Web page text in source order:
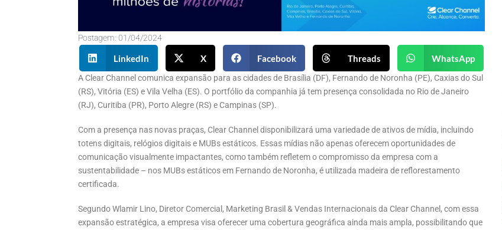
Postagem: 01/04/2024
LinkedIn X Facebook Threads WhatsApp
A Clear Channel comunica expansão para as cidades de Brasília (DF), Fernando de Noronha (PE), Caxias do Sul
(RS), Vitória (ES) e Vila Velha (ES). O portfólio da companhia já tem presença consolidada no Rio de Janeiro
(RJ), Curitiba (PR), Porto Alegre (RS) e Campinas (SP).
Com a presença nas novas praças, Clear Channel disponibilizará uma variedade de ativos de mídia, incluindo
totens digitais, relógios digitais e MUBs estáticos. Essas mídias não apenas oferecem oportunidades de
comunicação visualmente impactantes, como também refletem o compromisso da empresa com a
sustentabilidade – nos MUBs estáticos em Fernando de Noronha, é utilizada madeira de reflorestamento
certificada.
Segundo Wlamir Lino, Diretor Comercial, Marketing Brasil & Vendas Internacionais da Clear Channel, com essa
expansão estratégica, a empresa visa oferecer uma cobertura geográfica ainda mais ampla, possibilitando que